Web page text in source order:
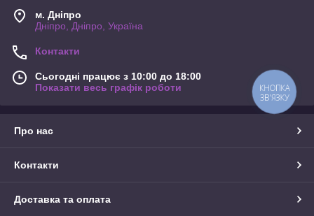
м. Дніпро
Дніпро, Дніпро, Україна
Контакти
Сьогодні працює з 10:00 до 18:00
Показати весь графік роботи
Про нас
Контакти
Доставка та оплата
КНОПКА
ЗВ'ЯЗКУ